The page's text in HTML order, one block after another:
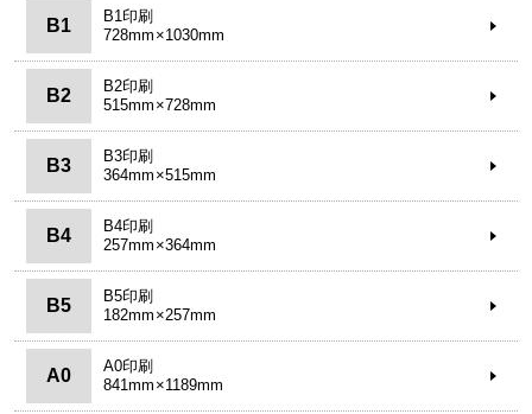
B1
B1印刷
728mm×1030mm
B2
B2印刷
515mm×728mm
B3
B3印刷
364mm×515mm
B4
B4印刷
257mm×364mm
B5
B5印刷
182mm×257mm
A0
A0印刷
841mm×1189mm